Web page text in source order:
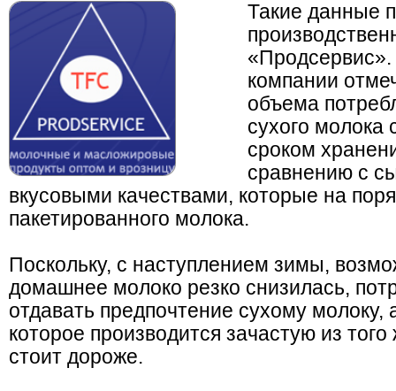
Такие данные
компании
объема
сухого молока
сроком
сравнению с
вкусовыми качествами, которые на
пакетированного молока.
Поскольку, с наступлением зимы,
домашнее молоко резко снизилась,
отдавать предпочтение сухому молоку,
которое производится зачастую из
стоит дороже.